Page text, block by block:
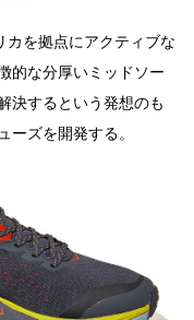
カを拠点にアクティブな
的な分厚いミッドソー
決するという発想のも
ーズを開発する。